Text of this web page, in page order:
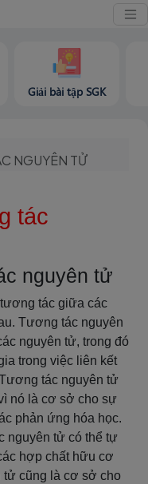
Giải bài tập SGK
NGUYÊN TỬ
tác
nguyên tử
tác giữa các
Tương tác nguyên
nguyên tử, trong đó
trong việc liên kết
tác nguyên tử
nó là cơ sở cho sự
phản ứng hóa học.
nguyên tử có thể tự
hợp chất hữu cơ
tử cũng là cơ sở cho